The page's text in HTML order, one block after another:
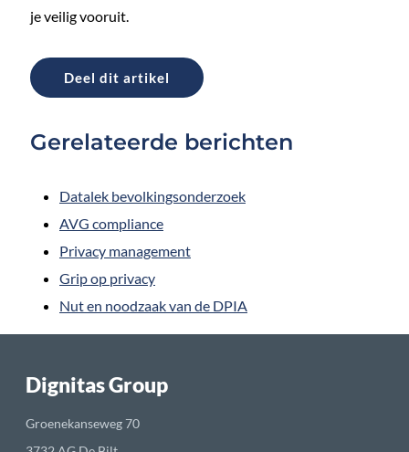
je veilig vooruit.
Deel dit artikel
Gerelateerde berichten
Datalek bevolkingsonderzoek
AVG compliance
Privacy management
Grip op privacy
Nut en noodzaak van de DPIA
Dignitas Group
Groenekanseweg 70